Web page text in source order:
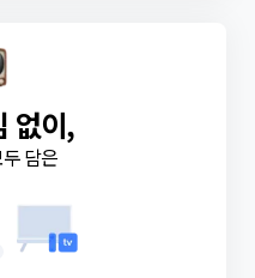
없이,
담은